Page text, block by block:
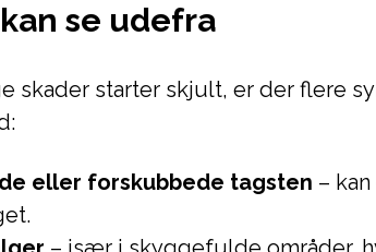
se udefra
skader starter skjult, er der flere
eller forskubbede tagsten –